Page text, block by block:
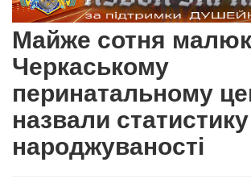
Майже сотня
Черкаському
перинатальному
назвали статистику
народжуваності